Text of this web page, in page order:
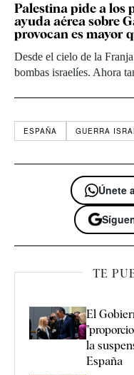
Palestina pide a los
ayuda aérea sobre
provocan es mayor
Desde el cielo de la
bombas israelíes. Ahora
ESPAÑA GUERRA
Únete
TE
El
la
España